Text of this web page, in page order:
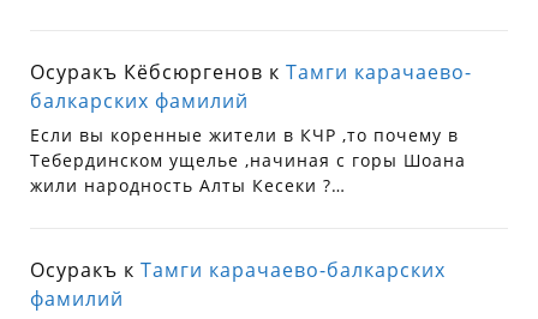
Осуракъ Кёбсюргенов кТамги карачаево-
балкарских фамилий
Если вы коренные жители в КЧР ,то почему в
Тебердинском ущелье ,начиная с горы Шоана
жили народность Алты Кесеки ?…
Осуракъ кТамги карачаево-балкарских
фамилий